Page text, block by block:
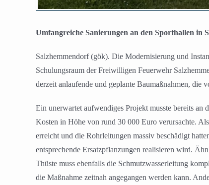
Umfangreiche Sanierungen an den Sporthallen in
Salzhemmendorf (gök). Die Modernisierung und
Schulungsraum der Freiwilligen Feuerwehr
derzeit anlaufende und geplante Baumaßnahmen,
Ein unerwartet aufwendiges Projekt musste bereits
Kosten in Höhe von rund 30 000 Euro verursachte.
erreicht und die Rohrleitungen massiv beschädigt
entsprechende Ersatzpflanzungen realisieren wird.
Thüste muss ebenfalls die Schmutzwasserleitung
die Maßnahme zeitnah angegangen werden kann.